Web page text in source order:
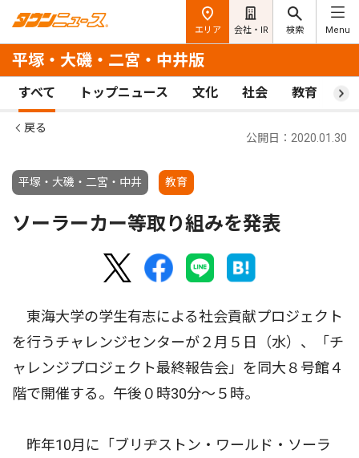
エリア 会社・IR 検索 Menu
平塚・大磯・二宮・中井版
すべて トップニュース 文化 社会 教育 ス
戻る
平塚・大磯・二宮・中井 教育
公開日：2020.01.30
ソーラーカー等取り組みを発表
東海大学の学生有志による社会貢献プロジェクト
を行うチャレンジセンターが２月５日（水）、「チ
ャレンジプロジェクト最終報告会」を同大８号館４
階で開催する。午後０時30分〜５時。
昨年10月に「ブリヂストン・ワールド・ソーラ